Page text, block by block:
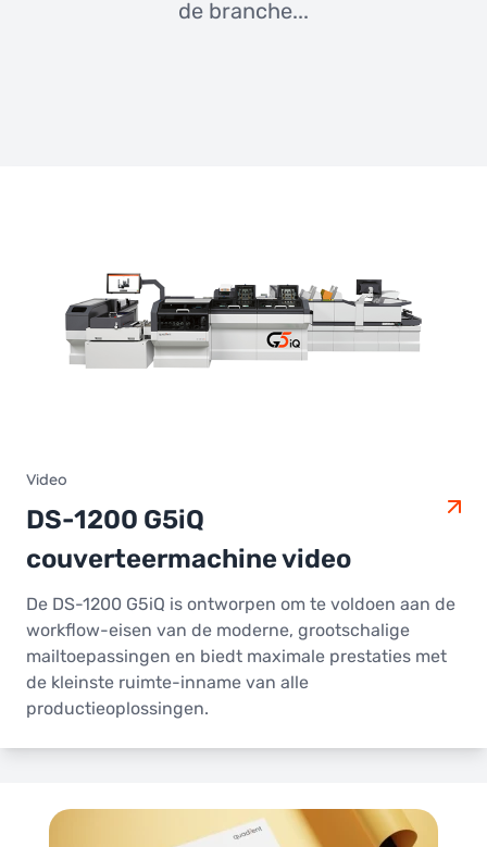
de branche...
Video
DS-1200 G5iQ
couverteermachine video
De DS-1200 G5iQ is ontworpen om te voldoen aan de
workflow-eisen van de moderne, grootschalige
mailtoepassingen en biedt maximale prestaties met
de kleinste ruimte-inname van alle
productieoplossingen.